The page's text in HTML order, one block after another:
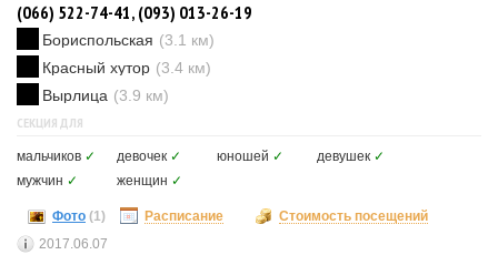
(066) 522-74-41, (093) 013-26-19
Бориспольская (3.1 км)
Красный хутор (3.4 км)
Вырлица (3.9 км)
СЕКЦИЯ ДЛЯ
мальчиков ✓ девочек ✓ юношей ✓ девушек ✓
мужчин ✓ женщин ✓
Фото (1) Расписание
Стоимость посещений
2017.06.07